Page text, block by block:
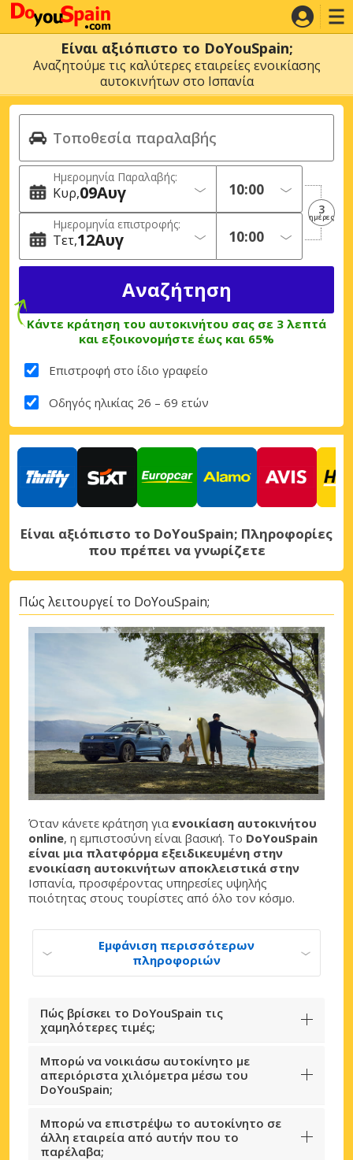
Είναι αξιόπιστο το DoYouSpain;
Αναζητούμε τις καλύτερες εταιρείες ενοικίασης
αυτοκινήτων στο Ισπανία
Ημερομηνία Παραλαβής:
Κυρ 09Αυγ
Ημερομηνία επιστροφής:
Τετ 12Αυγ
3
ημέρες
Κάντε κράτηση του αυτοκινήτου σας σε 3 λεπτά
και εξοικονομήστε έως και 65%
Επιστροφή στο ίδιο γραφείο
Οδηγός ηλικίας 26 – 69 ετών
Είναι αξιόπιστο το DoYouSpain; Πληροφορίες
που πρέπει να γνωρίζετε
Πώς λειτουργεί το DoYouSpain;
Όταν κάνετε κράτηση για ενοικίαση αυτοκινήτου
online, η εμπιστοσύνη είναι βασική. Το DoYouSpain
είναι μια πλατφόρμα εξειδικευμένη στην
ενοικίαση αυτοκινήτων αποκλειστικά στην
Ισπανία, προσφέροντας υπηρεσίες υψηλής
ποιότητας στους τουρίστες από όλο τον κόσμο.
Εμφάνιση περισσότερων
πληροφοριών
Πώς βρίσκει το DoYouSpain τις
χαμηλότερες τιμές;
Μπορώ να νοικιάσω αυτοκίνητο με
απεριόριστα χιλιόμετρα μέσω του
DoYouSpain;
Μπορώ να επιστρέψω το αυτοκίνητο σε
άλλη εταιρεία από αυτήν που το
παρέλαβα;